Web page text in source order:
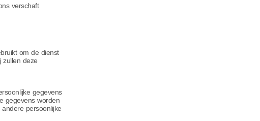
verschaft
om de dienst
zullen deze
gegevens
gegevens worden
persoonlijke